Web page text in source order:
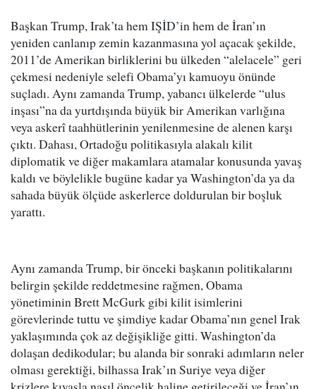
Başkan Trump, Irak’ta hem IŞİD’in hem de İran’ın
yeniden canlanıp zemin kazanmasına yol açacak şekilde,
2011’de Amerikan birliklerini bu ülkeden “alelacele” geri
çekmesi nedeniyle selefi Obama’yı kamuoyu önünde
suçladı. Aynı zamanda Trump, yabancı ülkelerde “ulus
inşası”na da yurtdışında büyük bir Amerikan varlığına
veya askerî taahhütlerinin yenilenmesine de alenen karşı
çıktı. Dahası, Ortadoğu politikasıyla alakalı kilit
diplomatik ve diğer makamlara atamalar konusunda yavaş
kaldı ve böylelikle bugüne kadar ya Washington’da ya da
sahada büyük ölçüde askerlerce doldurulan bir boşluk
yarattı.
Aynı zamanda Trump, bir önceki başkanın politikalarını
belirgin şekilde reddetmesine rağmen, Obama
yönetiminin Brett McGurk gibi kilit isimlerini
görevlerinde tuttu ve şimdiye kadar Obama’nın genel Irak
yaklaşımında çok az değişikliğe gitti. Washington’da
dolaşan dedikodular; bu alanda bir sonraki adımların neler
olması gerektiği, bilhassa Irak’ın Suriye veya diğer